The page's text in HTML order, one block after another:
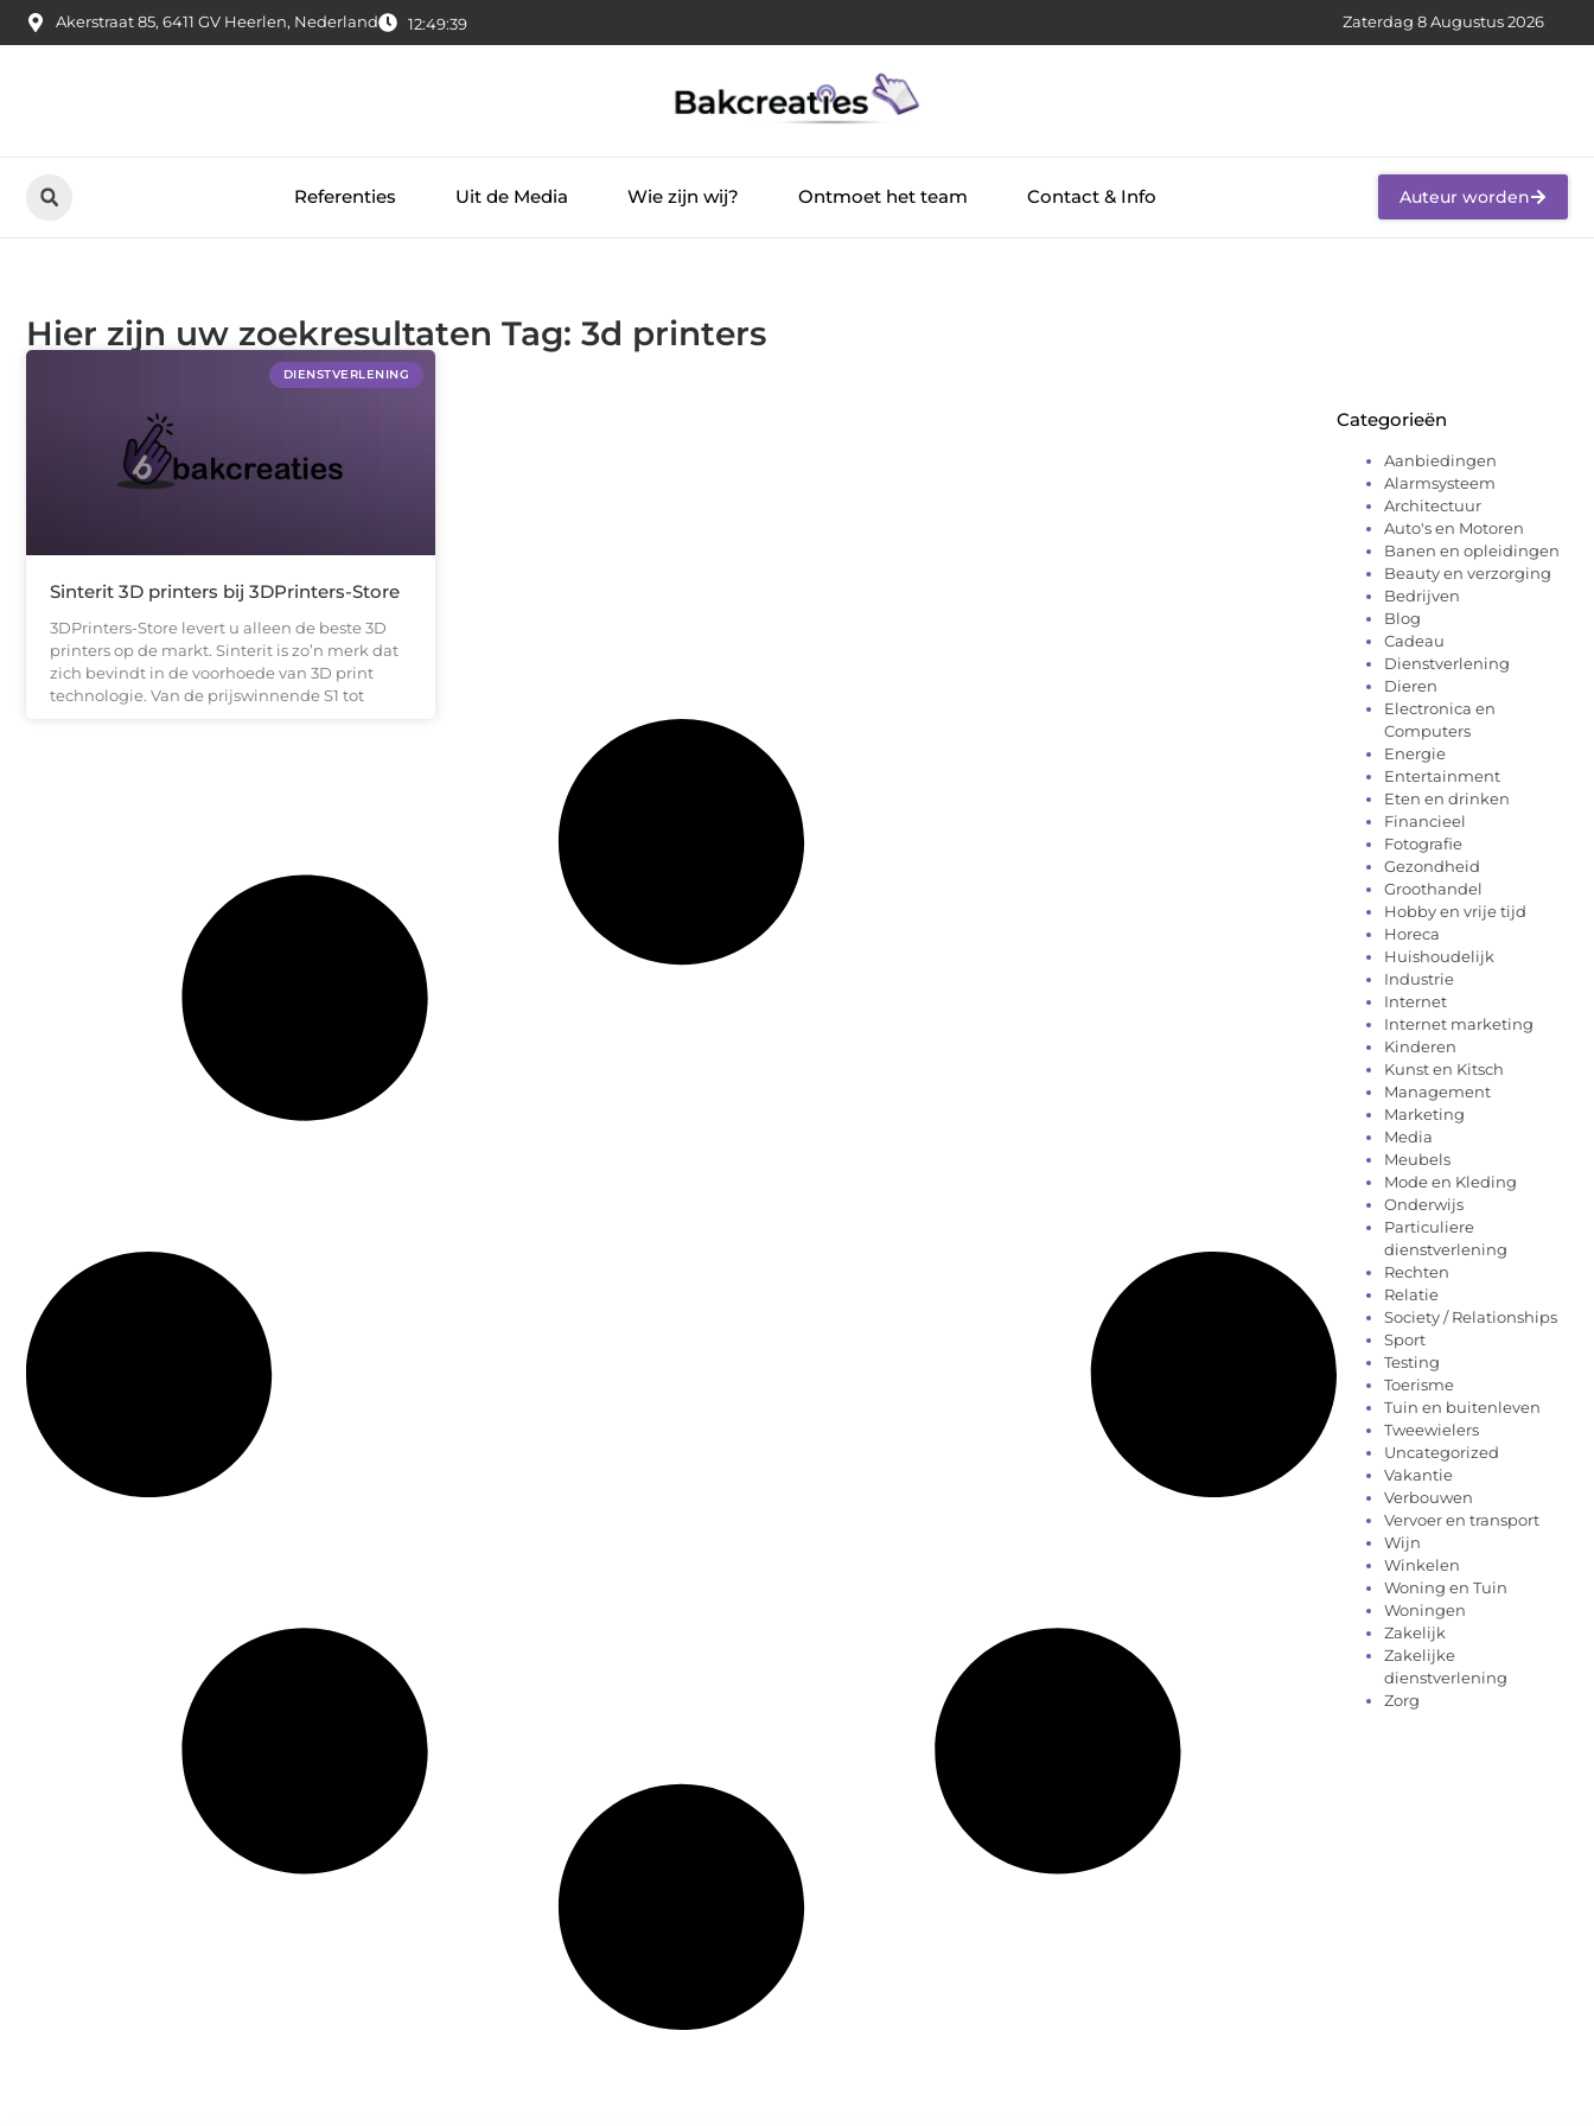
Akerstraat 85, 6411 GV Heerlen, Nederland 12:49:40 Zaterdag 8 Augustus 2026
Referenties Uit de Media Wie zijn wij? Ontmoet het team Contact & Info Auteur worden
Hier zijn uw zoekresultaten Tag: 3d printers
DIENSTVERLENING
Sinterit 3D printers bij 3DPrinters-Store
3DPrinters-Store levert u alleen de beste 3D
printers op de markt. Sinterit is zo’n merk dat
zich bevindt in de voorhoede van 3D print
technologie. Van de prijswinnende S1 tot
Categorieën
Aanbiedingen
Alarmsysteem
Architectuur
Auto's en Motoren
Banen en opleidingen
Beauty en verzorging
Bedrijven
Blog
Cadeau
Dienstverlening
Dieren
Electronica en
Computers
Energie
Entertainment
Eten en drinken
Financieel
Fotografie
Gezondheid
Groothandel
Hobby en vrije tijd
Horeca
Huishoudelijk
Industrie
Internet
Internet marketing
Kinderen
Kunst en Kitsch
Management
Marketing
Media
Meubels
Mode en Kleding
Onderwijs
Particuliere
dienstverlening
Rechten
Relatie
Society / Relationships
Sport
Testing
Toerisme
Tuin en buitenleven
Tweewielers
Uncategorized
Vakantie
Verbouwen
Vervoer en transport
Wijn
Winkelen
Woning en Tuin
Woningen
Zakelijk
Zakelijke
dienstverlening
Zorg